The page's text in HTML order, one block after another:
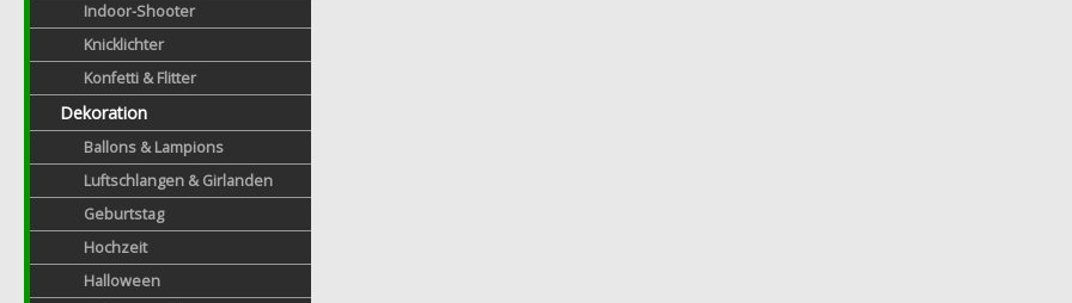
Indoor-Shooter
Knicklichter
Konfetti & Flitter
Dekoration
Ballons & Lampions
Luftschlangen & Girlanden
Geburtstag
Hochzeit
Halloween